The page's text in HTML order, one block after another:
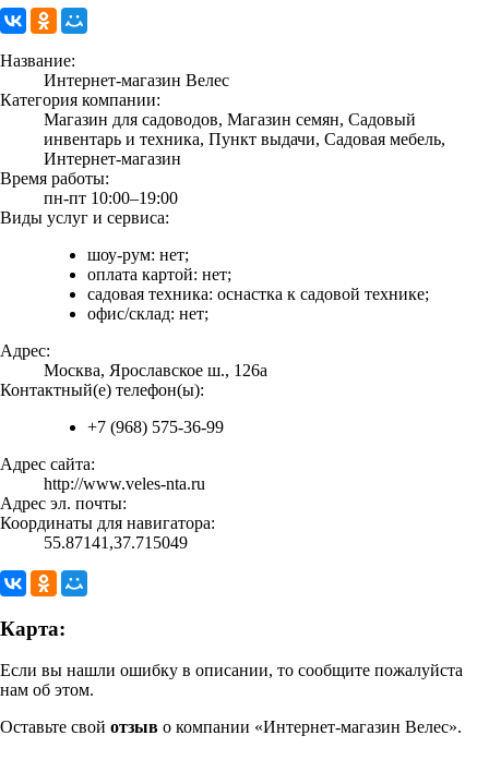
Название:
Интернет-магазин Велес
Категория компании:
Магазин для садоводов, Магазин семян, Садовый
инвентарь и техника, Пункт выдачи, Садовая мебель,
Интернет-магазин
Время работы:
пн-пт 10:00–19:00
Виды услуг и сервиса:
шоу-рум: нет;
оплата картой: нет;
садовая техника: оснастка к садовой технике;
офис/склад: нет;
Адрес:
Москва, Ярославское ш., 126а
Контактный(е) телефон(ы):
+7 (968) 575-36-99
Адрес сайта:
http://www.veles-nta.ru
Адрес эл. почты:
Координаты для навигатора:
55.87141,37.715049
Карта:
Если вы нашли ошибку в описании, то сообщите пожалуйста
нам об этом.
Оставьте свой отзыв о компании «Интернет-магазин Велес».